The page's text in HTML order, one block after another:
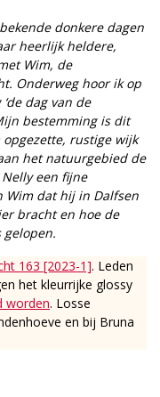
donkere dagen
heerlijk heldere,
Wim, de
Onderweg hoor ik op
dag van de
bestemming is dit
rustige wijk
het natuurgebied de
een fijne
Wim dat hij in Dalfsen
bracht en hoe de
gelopen.
163 [2023-1]. Leden
het kleurrijke glossy
worden. Losse
en bij Bruna